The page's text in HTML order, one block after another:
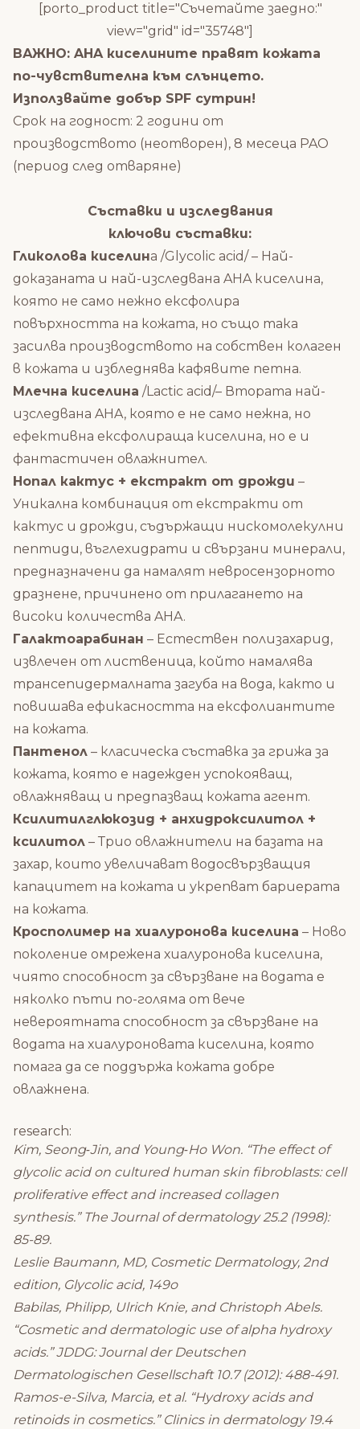
[porto_product title="Съчетайте заедно:"
view="grid" id="35748"]
ВАЖНО: AHA киселините правят кожата
по-чувствителна към слънцето.
Използвайте добър SPF сутрин!
Срок на годност: 2 години от
производството (неотворен), 8 месеца PAO
(период след отваряне)
Съставки и изследвания
ключови съставки:
Гликолова киселина /Glycolic acid/ – Най-
доказаната и най-изследвана AHA киселина,
която не само нежно ексфолира
повърхността на кожата, но също така
засилва производството на собствен колаген
в кожата и избледнява кафявите петна.
Млечна киселина /Lactic acid/– Втората най-
изследвана AHA, която е не само нежна, но
ефективна ексфолираща киселина, но е и
фантастичен овлажнител.
Нопал кактус + екстракт от дрожди –
Уникална комбинация от екстракти от
кактус и дрожди, съдържащи нискомолекулни
пептиди, въглехидрати и свързани минерали,
предназначени да намалят невросензорното
дразнене, причинено от прилагането на
високи количества AHA.
Галактоарабинан – Естествен полизахарид,
извлечен от лиственица, който намалява
трансепидермалната загуба на вода, както и
повишава ефикасността на ексфолиантите
на кожата.
Пантенол – класическа съставка за грижа за
кожата, която е надежден успокояващ,
овлажняващ и предпазващ кожата агент.
Ксилитилглюкозид + анхидроксилитол +
ксилитол – Трио овлажнители на базата на
захар, които увеличават водосвързващия
капацитет на кожата и укрепват бариерата
на кожата.
Кросполимер на хиалуронова киселина – Ново
поколение омрежена хиалуронова киселина,
чиято способност за свързване на водата е
няколко пъти по-голяма от вече
невероятната способност за свързване на
водата на хиалуроновата киселина, която
помага да се поддържа кожата добре
овлажнена.
research:
Kim, Seong‐Jin, and Young‐Ho Won. “The effect of
glycolic acid on cultured human skin fibroblasts: cell
proliferative effect and increased collagen
synthesis.” The Journal of dermatology 25.2 (1998):
85-89.
Leslie Baumann, MD, Cosmetic Dermatology, 2nd
edition, Glycolic acid, 149o
Babilas, Philipp, Ulrich Knie, and Christoph Abels.
“Cosmetic and dermatologic use of alpha hydroxy
acids.” JDDG: Journal der Deutschen
Dermatologischen Gesellschaft 10.7 (2012): 488-491.
Ramos-e-Silva, Marcia, et al. “Hydroxy acids and
retinoids in cosmetics.” Clinics in dermatology 19.4